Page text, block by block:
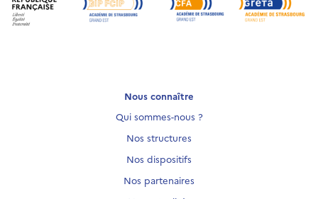
Nous connaître
Qui sommes-nous ?
Nos structures
Nos dispositifs
Nos partenaires